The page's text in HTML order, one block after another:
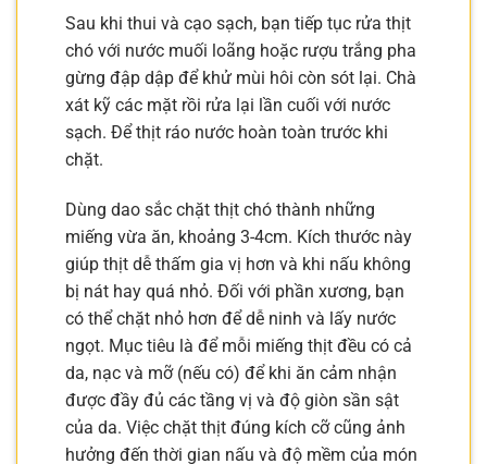
Sau khi thui và cạo sạch, bạn tiếp tục rửa thịt
chó với nước muối loãng hoặc rượu trắng pha
gừng đập dập để khử mùi hôi còn sót lại. Chà
xát kỹ các mặt rồi rửa lại lần cuối với nước
sạch. Để thịt ráo nước hoàn toàn trước khi
chặt.
Dùng dao sắc chặt thịt chó thành những
miếng vừa ăn, khoảng 3-4cm. Kích thước này
giúp thịt dễ thấm gia vị hơn và khi nấu không
bị nát hay quá nhỏ. Đối với phần xương, bạn
có thể chặt nhỏ hơn để dễ ninh và lấy nước
ngọt. Mục tiêu là để mỗi miếng thịt đều có cả
da, nạc và mỡ (nếu có) để khi ăn cảm nhận
được đầy đủ các tầng vị và độ giòn sần sật
của da. Việc chặt thịt đúng kích cỡ cũng ảnh
hưởng đến thời gian nấu và độ mềm của món